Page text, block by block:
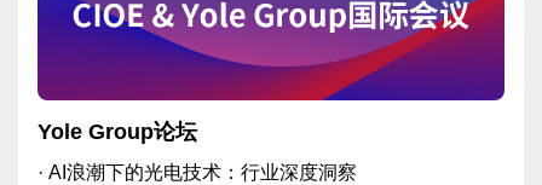
Yole Group论坛
· AI浪潮下的光电技术：行业深度洞察